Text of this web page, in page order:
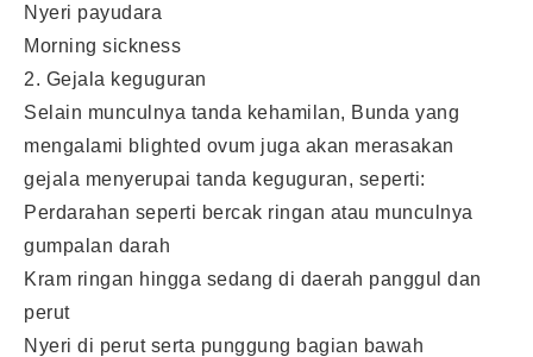
Nyeri payudara
Morning sickness
2. Gejala keguguran
Selain munculnya tanda kehamilan, Bunda yang
mengalami blighted ovum juga akan merasakan
gejala menyerupai tanda keguguran, seperti:
Perdarahan seperti bercak ringan atau munculnya
gumpalan darah
Kram ringan hingga sedang di daerah panggul dan
perut
Nyeri di perut serta punggung bagian bawah